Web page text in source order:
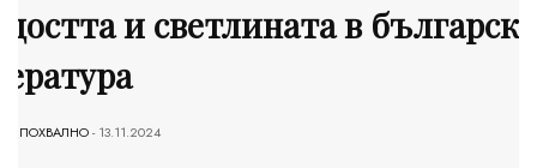
и светлината в
ПОХВАЛНО- 13.11.2024